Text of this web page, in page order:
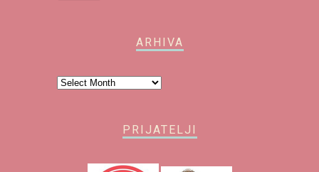
ARHIVA
Arhiva
PRIJATELJI